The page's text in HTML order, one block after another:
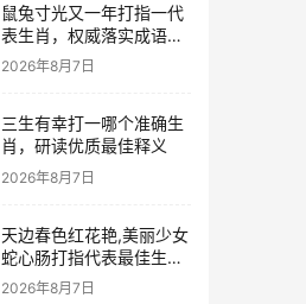
鼠兔寸光又一年打指一代
表生肖，权威落实成语诠
解
2026年8月7日
三生有幸打一哪个准确生
肖，研读优质最佳释义
2026年8月7日
天边春色红花艳,美丽少女
蛇心肠打指代表最佳生
肖，精准甄选诠解落实
2026年8月7日